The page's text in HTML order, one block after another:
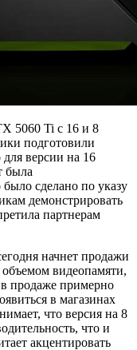
5060 Ti с 16 и 8
подготовили
для версии на 16
была
сделано по указу
демонстрировать
партнерам
начнет продажи
видеопамяти,
продаже примерно
в магазинах
что версия на 8
что и
акцентировать